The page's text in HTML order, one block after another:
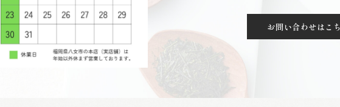
お問い合わせはこ